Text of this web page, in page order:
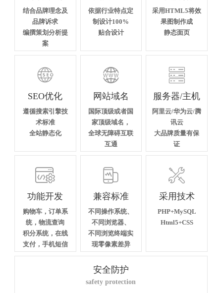
结合品牌理念及
品牌诉求
编撰策划分析提
案
依据行业特点定
制设计100%
贴合设计
采用HTML5将效
果图制作成
静态面页

SEO优化
遵循搜索引擎技
术标准
全站静态化

网站域名
国际顶级或者国
家顶级域名，
全球无障碍互联
互通

服务器/主机
阿里云/华为云/腾
讯云
大品牌质量有保
证

功能开发
购物车，订单系
统，物流查询
积分系统，在线
支付，手机短信

兼容标准
不同操作系统、
不同浏览器、
不同浏览终端实
现零像素差异

采用技术
PHP+MySQL
Html5+CSS
安全防护
safety protection